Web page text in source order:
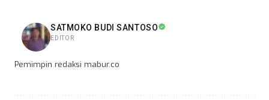
SATMOKO BUDI SANTOSO
EDITOR
Pemimpin redaksi mabur.co